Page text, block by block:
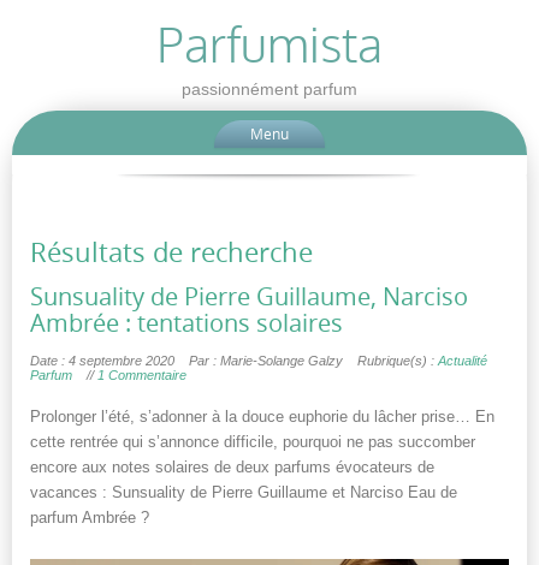
Parfumista
passionnément parfum
Menu
Résultats de recherche
Sunsuality de Pierre Guillaume, Narciso
Ambrée : tentations solaires
Date : 4 septembre 2020 Par : Marie-Solange Galzy Rubrique(s) : Actualité
Parfum
// 1 Commentaire
Prolonger l’été, s’adonner à la douce euphorie du lâcher prise… En
cette rentrée qui s’annonce difficile, pourquoi ne pas succomber
encore aux notes solaires de deux parfums évocateurs de
vacances : Sunsuality de Pierre Guillaume et Narciso Eau de
parfum Ambrée ?